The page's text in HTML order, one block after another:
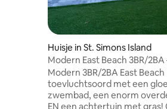
Huisje in St. Simons Island
Modern East Beach 3BR/
+ Golfkar
Modern 3BR/2BA East Beach
toevluchtsoord met een
zwembad, een enorm
EN een achtertuin met gras!